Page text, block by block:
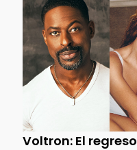
Voltron: El